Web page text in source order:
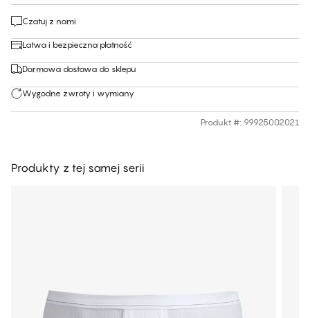
Czatuj z nami
Łatwa i bezpieczna płatność
Darmowa dostawa do sklepu
Wygodne zwroty i wymiany
Produkt #: 99925002021
Produkty z tej samej serii